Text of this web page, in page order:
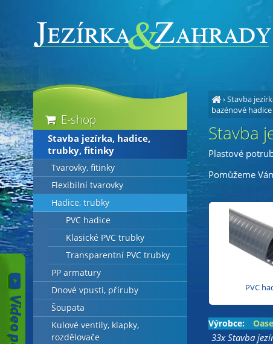
›Stavba
bazénové hadice
Stavba
Plastové
Pomůžeme
PVC
Výrobce: Oase
33x Stavba
E-shop
Stavba jezírka, hadice,
trubky, fitinky
Tvarovky, fitinky
Flexibilní tvarovky
Hadice, trubky
PVC hadice
Klasické PVC trubky
Transparentní PVC trubky
PP armatury
Dnové vpusti, příruby
Šoupata
Kulové ventily, klapky,
rozdělovače